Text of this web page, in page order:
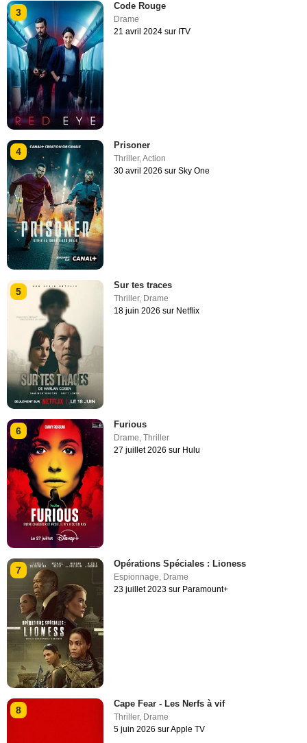
3
Code Rouge
Drame
21 avril 2024 sur ITV
4
Prisoner
Thriller,Action
30 avril 2026 sur Sky One
5
Sur tes traces
Thriller, Drame
18 juin 2026 sur Netflix
6
Furious
Drame,Thriller
27 juillet 2026 sur Hulu
7
Opérations Spéciales : Lioness
Espionnage, Drame
23 juillet 2023 sur Paramount+
8
Cape Fear - Les Nerfs à vif
Thriller, Drame
5 juin 2026 sur Apple TV